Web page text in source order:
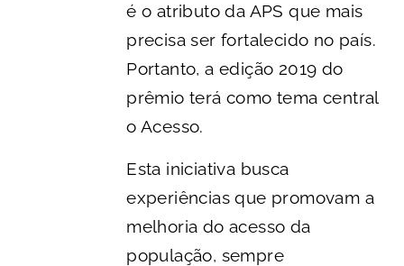
é o atributo da APS que mais
precisa ser fortalecido no país.
Portanto, a edição 2019 do
prêmio terá como tema central
o Acesso.
Esta iniciativa busca
experiências que promovam a
melhoria do acesso da
população, sempre